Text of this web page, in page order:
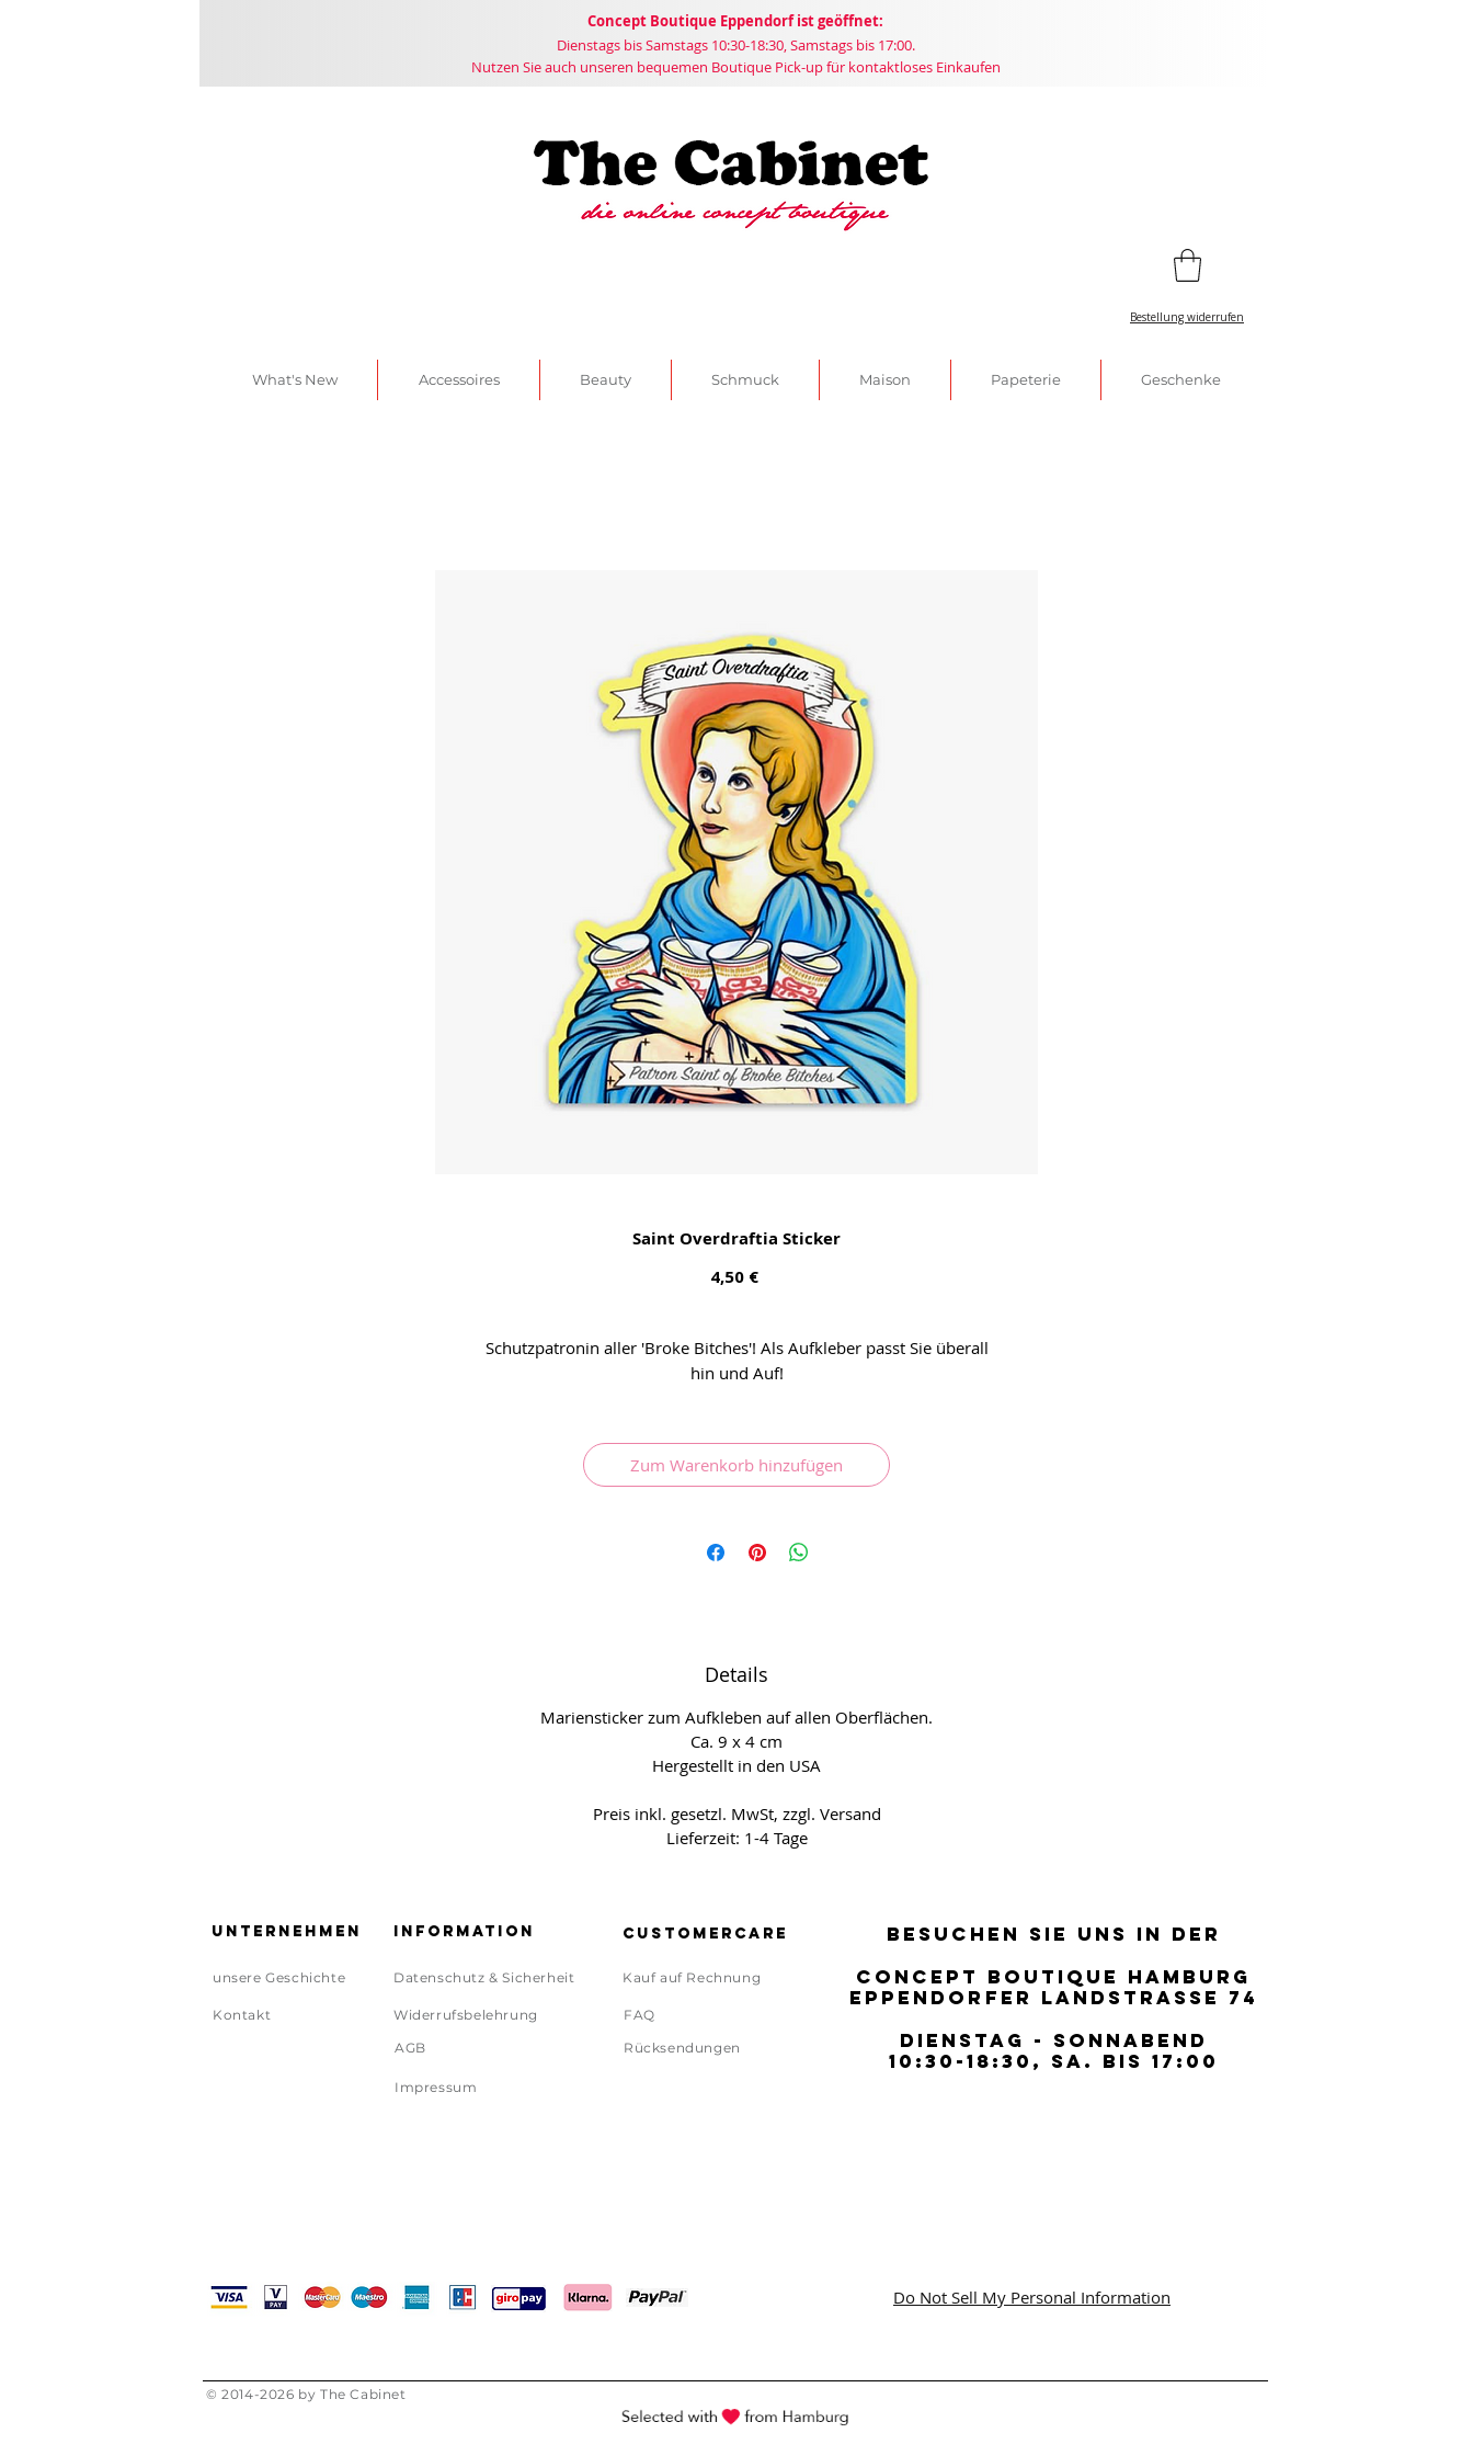
Concept Boutique Eppendorf ist geöffnet:
Dienstags bis Samstags 10:30-18:30, Samstags bis 17:00.
Nutzen Sie auch unseren bequemen Boutique Pick-up für kontaktloses Einkaufen
Bestellung widerrufen
What's New Accessoires Beauty Schmuck Maison Papeterie Geschenke
Saint Overdraftia Sticker
4,50 €Preis
Schutzpatronin aller 'Broke Bitches'! Als Aufkleber passt Sie überall
hin und Auf!
Zum Warenkorb hinzufügen
Details
Mariensticker zum Aufkleben auf allen Oberflächen.
Ca. 9 x 4 cm
Hergestellt in den USA
Preis inkl. gesetzl. MwSt, zzgl. Versand
Lieferzeit: 1-4 Tage
Unternehmen
unsere Geschichte
Kontakt
Information
Datenschutz & Sicherheit
Widerrufsbelehrung
AGB
Customercare
Kauf auf Rechnung
FAQ
Rücksendungen
BESUCHEN SIE UNS IN DER
CONCEPT BOUTIQUE HAMBURG
EPPENDORFER LANDSTRASSE 74
DIENSTAG - SONNABEND
10:30-18:30, SA. BIS 17:00
BESUCHEN SIE UNS IN DER
CONCEPT BOUTIQUE HAMBURG
EPPENDORFER LANDSTRASSE 74
DIENSTAG - SONNABEND
10:30-18:30, SA. BIS 17:00
Impressum
Do Not Sell My Personal Information
© 2014-2026 by The Cabinet